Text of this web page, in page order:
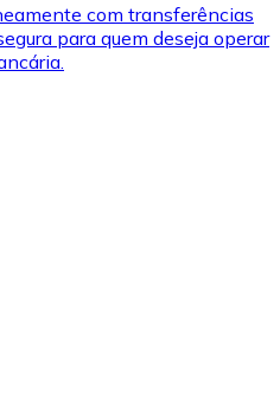
com transferências
para quem deseja operar